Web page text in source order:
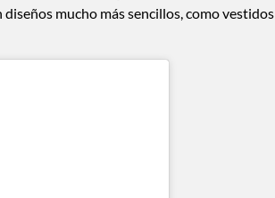
mucho más sencillos, como vestidos